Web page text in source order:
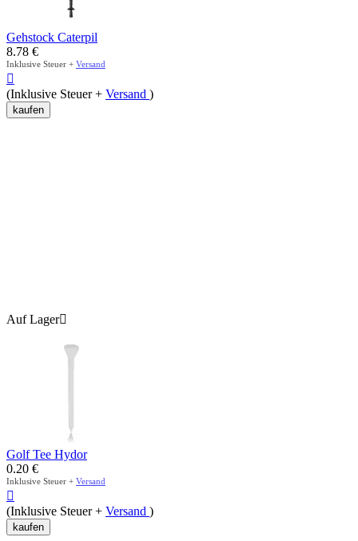
Gehstock Caterpil
8.78 €
Inklusive Steuer + Versand

(Inklusive Steuer + Versand )
kaufen
Auf Lager
Golf Tee Hydor
0.20 €
Inklusive Steuer + Versand

(Inklusive Steuer + Versand )
kaufen